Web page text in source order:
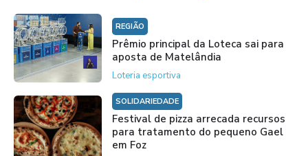
REGIÃO
Prêmio principal da Loteca sai para
aposta de Matelândia
Loteria esportiva
SOLIDARIEDADE
Festival de pizza arrecada recursos
para tratamento do pequeno Gael
em Foz